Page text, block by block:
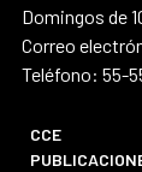
Domingos de
Correo
Teléfono: 55-
CCE